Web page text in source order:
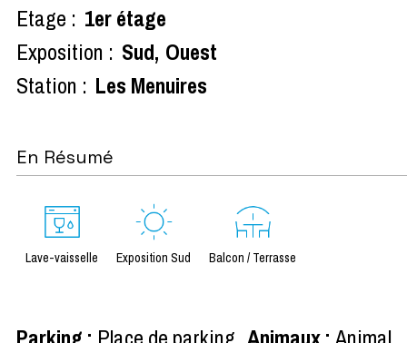
Etage : 1er étage
Exposition : Sud Ouest
Station : Les Menuires
En Résumé
Lave-vaisselle Exposition Sud Balcon / Terrasse
Parking : Place de parking Animaux: Animal